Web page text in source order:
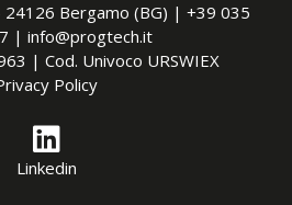
24126 Bergamo (BG) | +39 035
| info@progtech.it
| Cod. Univoco URSWIEX
Policy
Linkedin